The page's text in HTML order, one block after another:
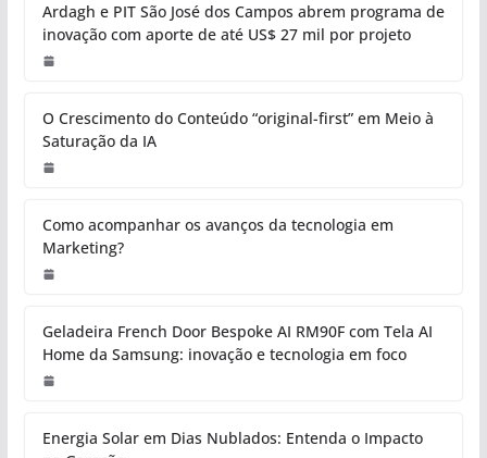
Ardagh e PIT São José dos Campos abrem programa de
inovação com aporte de até US$ 27 mil por projeto
O Crescimento do Conteúdo “original-first” em Meio à
Saturação da IA
Como acompanhar os avanços da tecnologia em
Marketing?
Geladeira French Door Bespoke AI RM90F com Tela AI
Home da Samsung: inovação e tecnologia em foco
Energia Solar em Dias Nublados: Entenda o Impacto